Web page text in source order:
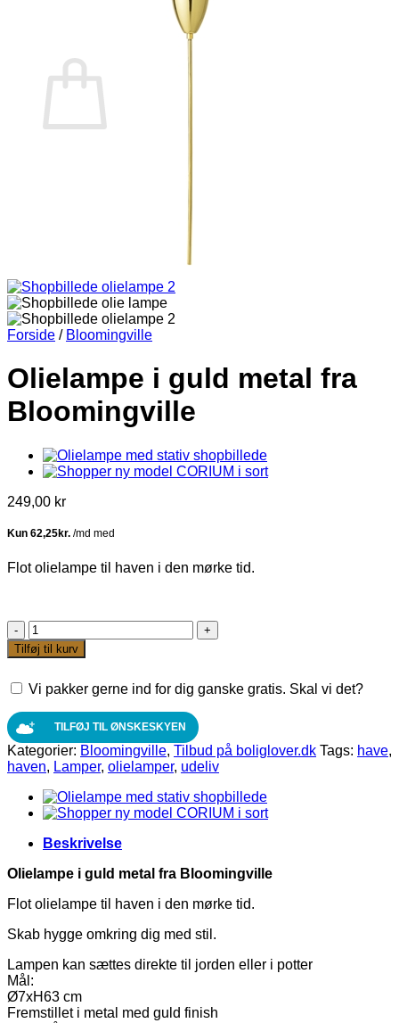
Forside / Bloomingville
Olielampe i guld metal fra
Bloomingville
249,00 kr
Flot olielampe til haven i den mørke tid.
Olielampe
i
guld
fra
antal
Tilføj til kurv
Vi pakker gerne ind for dig ganske gratis. Skal vi det?
TILFØJ TIL ØNSKESKYEN
Kategorier: Bloomingville, Tilbud på boliglover.dk Tags: have,
haven, Lamper, olielamper, udeliv
Beskrivelse
Olielampe i guld metal fra Bloomingville
Flot olielampe til haven i den mørke tid.
Skab hygge omkring dig med stil.
Lampen kan sættes direkte til jorden eller i potter
Mål:
Ø7xH63 cm
Fremstillet i metal med guld finish